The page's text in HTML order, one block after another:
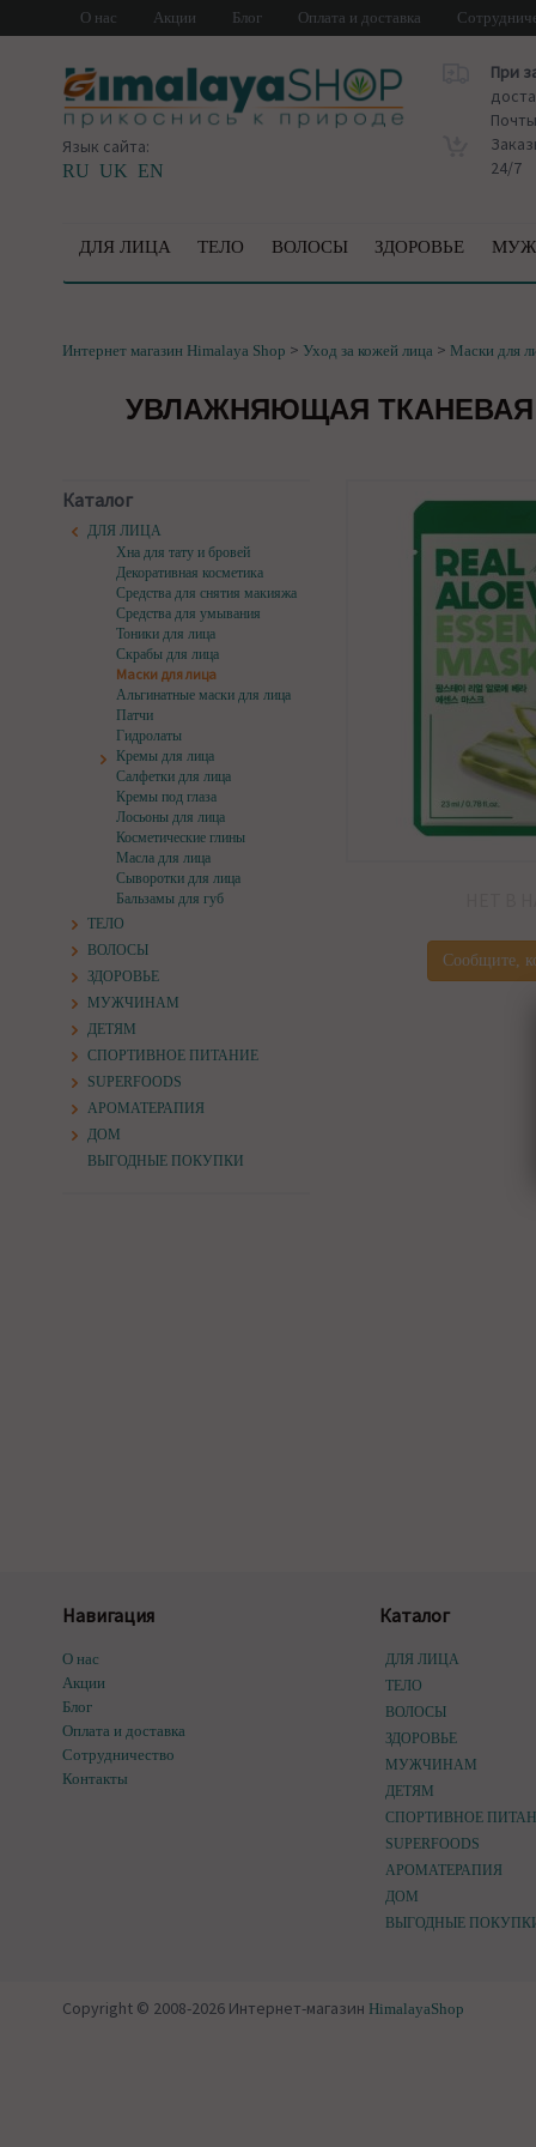
О нас Акции Блог Оплата и доставка
Язык сайта:
RU UK EN
При
Почты
24/7
ДЛЯ ЛИЦА ТЕЛО ВОЛОСЫ ЗДОРОВЬЕ
Интернет магазин Himalaya Shop > Уход за кожей лица > Маски для
УВЛАЖНЯЮЩАЯ ТКАНЕВАЯ
Каталог
ДЛЯ ЛИЦА
Хна для тату и бровей
Декоративная косметика
Средства для снятия макияжа
Средства для умывания
Тоники для лица
Скрабы для лица
Маски для лица
Альгинатные маски для лица
Патчи
Гидролаты
Кремы для лица
Салфетки для лица
Кремы под глаза
Лосьоны для лица
Косметические глины
Масла для лица
Сыворотки для лица
Бальзамы для губ
ТЕЛО
ВОЛОСЫ
ЗДОРОВЬЕ
МУЖЧИНАМ
ДЕТЯМ
СПОРТИВНОЕ ПИТАНИЕ
SUPERFOODS
АРОМАТЕРАПИЯ
ДОМ
ВЫГОДНЫЕ ПОКУПКИ
Сообщите,
Навигация
О нас
Акции
Блог
Оплата и доставка
Сотрудничество
Контакты
Каталог
ДЛЯ ЛИЦА
ТЕЛО
ВОЛОСЫ
ЗДОРОВЬЕ
МУЖЧИНАМ
ДЕТЯМ
СПОРТИВНОЕ
SUPERFOODS
АРОМАТЕРАПИЯ
ДОМ
ВЫГОДНЫЕ
Copyright © 2008-2026 Интернет-магазин HimalayaShop